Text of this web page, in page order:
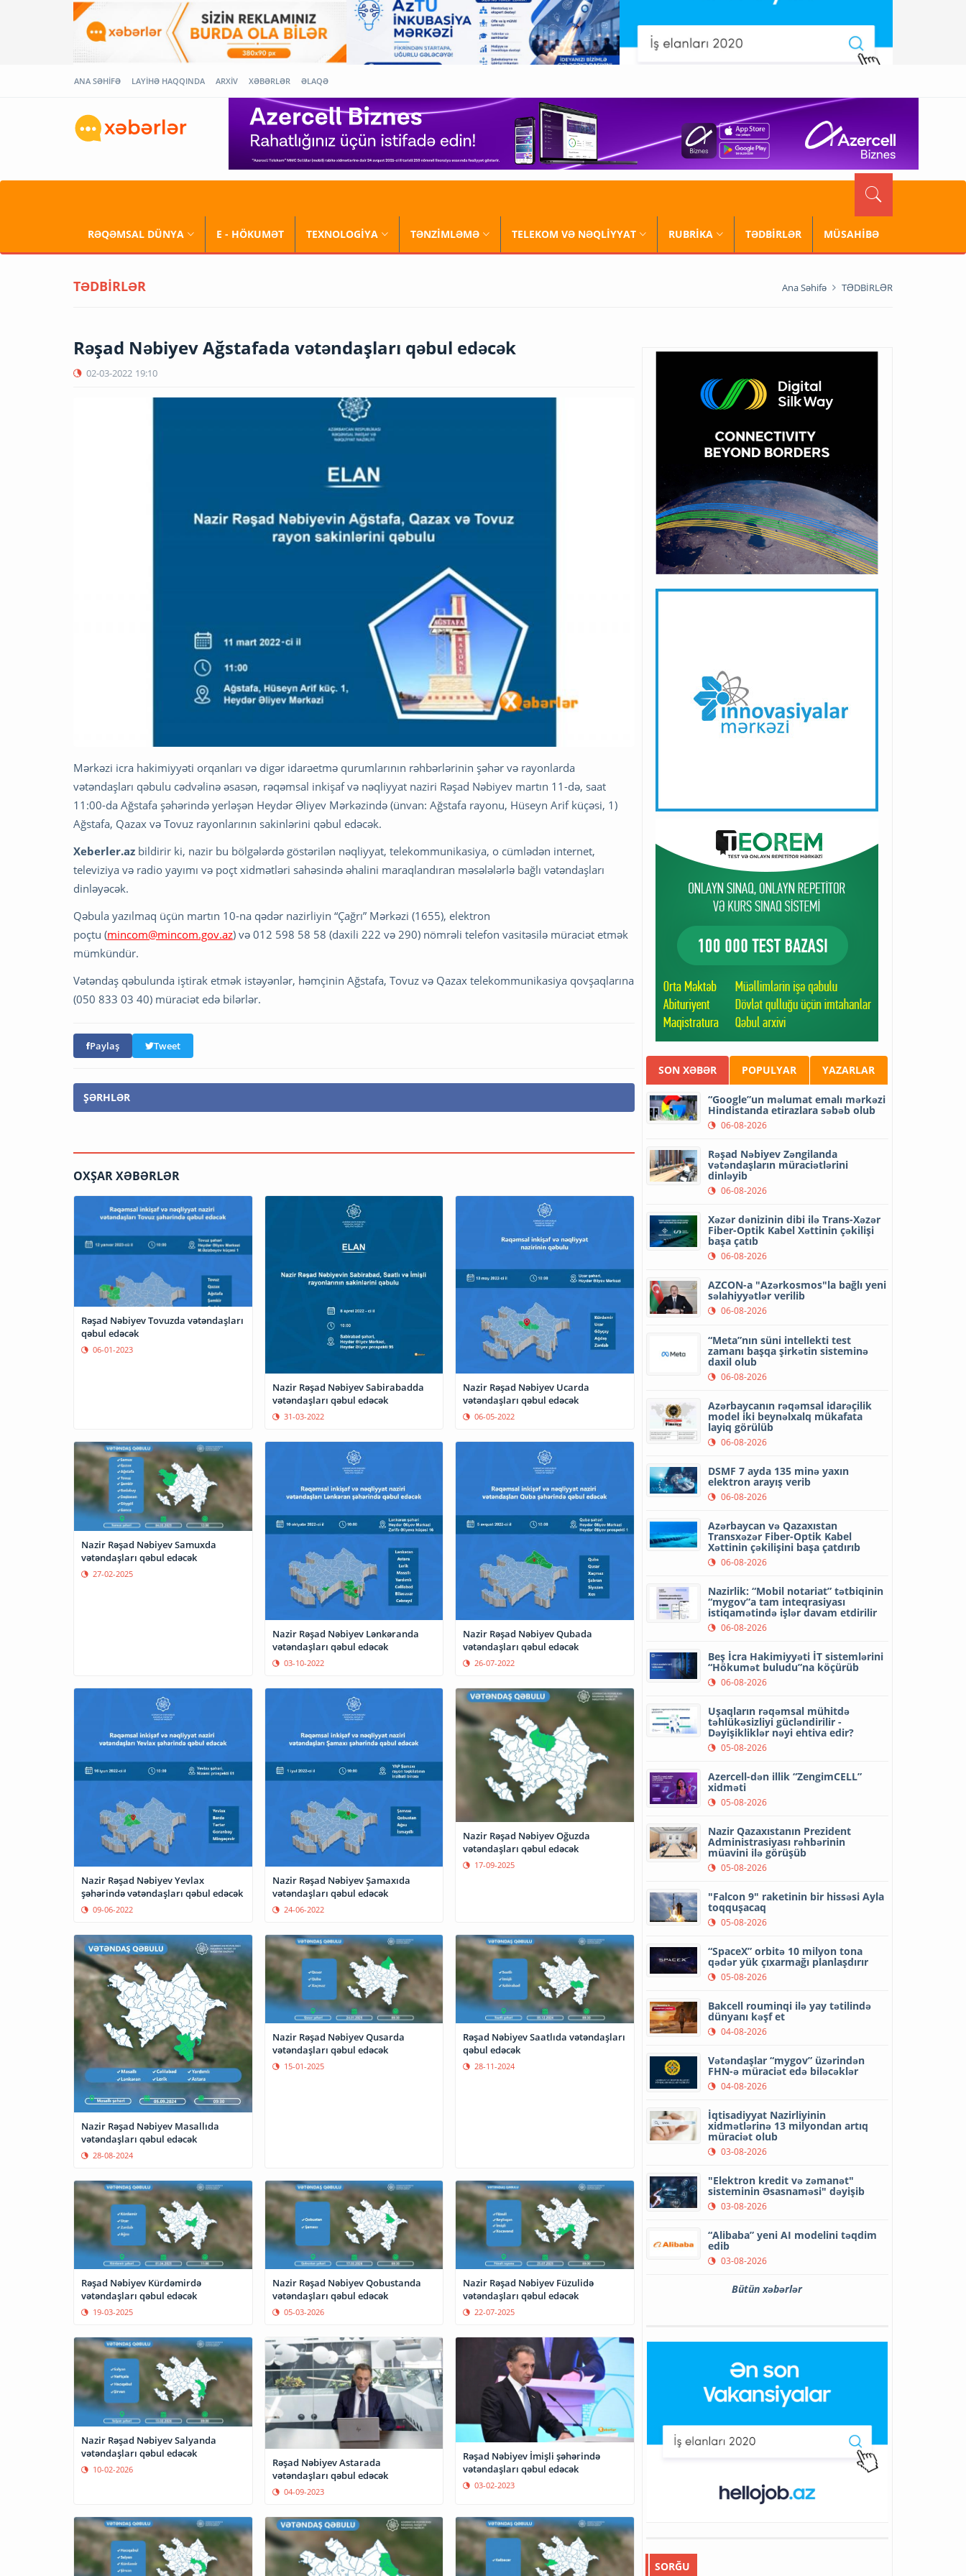
ANA SƏHİFƏ LAYİHƏ HAQQINDA ARXİV XƏBƏRLƏR ƏLAQƏ
RƏQƏMSAL DÜNYA E - HÖKUMƏT TEXNOLOGİYA TƏNZİMLƏMƏ TELEKOM VƏ NƏQLİYYAT RUBRİKA TƏDBİRLƏR MÜSAHİBƏ
TƏDBİRLƏR Ana Səhifə TƏDBİRLƏR
Rəşad Nəbiyev Ağstafada vətəndaşları qəbul edəcək
02-03-2022 19:10
Mərkəzi icra hakimiyyəti orqanları və digər idarəetmə qurumlarının rəhbərlərinin şəhər və rayonlarda
vətəndaşları qəbulu cədvəlinə əsasən, rəqəmsal inkişaf və nəqliyyat naziri Rəşad Nəbiyev martın 11-də, saat
11:00-da Ağstafa şəhərində yerləşən Heydər Əliyev Mərkəzində (ünvan: Ağstafa rayonu, Hüseyn Arif küçəsi, 1)
Ağstafa, Qazax və Tovuz rayonlarının sakinlərini qəbul edəcək.
Xeberler.az bildirir ki, nazir bu bölgələrdə göstərilən nəqliyyat, telekommunikasiya, o cümlədən internet,
televiziya və radio yayımı və poçt xidmətləri sahəsində əhalini maraqlandıran məsələlərlə bağlı vətəndaşları
dinləyəcək.
Qəbula yazılmaq üçün martın 10-na qədər nazirliyin “Çağrı” Mərkəzi (1655), elektron
poçtu (mincom@mincom.gov.az) və 012 598 58 58 (daxili 222 və 290) nömrəli telefon vasitəsilə müraciət etmək
mümkündür.
Vətəndaş qəbulunda iştirak etmək istəyənlər, həmçinin Ağstafa, Tovuz və Qazax telekommunikasiya qovşaqlarına
(050 833 03 40) müraciət edə bilərlər.
Paylaş Tweet
ŞƏRHLƏR
OXŞAR XƏBƏRLƏR
Rəşad Nəbiyev Tovuzda vətəndaşları
qəbul edəcək
06-01-2023
Nazir Rəşad Nəbiyev Sabirabadda
vətəndaşları qəbul edəcək
31-03-2022
Nazir Rəşad Nəbiyev Ucarda
vətəndaşları qəbul edəcək
06-05-2022
Nazir Rəşad Nəbiyev Samuxda
vətəndaşları qəbul edəcək
27-02-2025
Nazir Rəşad Nəbiyev Lənkəranda
vətəndaşları qəbul edəcək
03-10-2022
Nazir Rəşad Nəbiyev Qubada
vətəndaşları qəbul edəcək
26-07-2022
Nazir Rəşad Nəbiyev Yevlax
şəhərində vətəndaşları qəbul edəcək
09-06-2022
Nazir Rəşad Nəbiyev Şamaxıda
24-06-2022
Nazir Rəşad Nəbiyev Oğuzda
vətəndaşları qəbul edəcək
17-09-2025
Nazir Rəşad Nəbiyev Masallıda
vətəndaşları qəbul edəcək
28-08-2024
Nazir Rəşad Nəbiyev Qusarda
vətəndaşları qəbul edəcək
15-01-2025
Rəşad Nəbiyev Saatlıda vətəndaşları
qəbul edəcək
28-11-2024
Rəşad Nəbiyev Kürdəmirdə
vətəndaşları qəbul edəcək
19-03-2025
Nazir Rəşad Nəbiyev Qobustanda
vətəndaşları qəbul edəcək
05-03-2026
Nazir Rəşad Nəbiyev Füzulidə
vətəndaşları qəbul edəcək
22-07-2025
Nazir Rəşad Nəbiyev Salyanda
vətəndaşları qəbul edəcək
10-02-2026
Rəşad Nəbiyev Astarada
vətəndaşları qəbul edəcək
04-09-2023
Rəşad Nəbiyev İmişli şəhərində
vətəndaşları qəbul edəcək
03-02-2023
SON XƏBƏR POPULYAR YAZARLAR
“Google”un məlumat emalı mərkəzi
Hindistanda etirazlara səbəb olub
06-08-2026
Rəşad Nəbiyev Zəngilanda
vətəndaşların müraciətlərini
dinləyib
06-08-2026
Xəzər dənizinin dibi ilə Trans-Xəzər
Fiber-Optik Kabel Xəttinin çəkilişi
başa çatıb
06-08-2026
AZCON-a "Azərkosmos"la bağlı yeni
səlahiyyətlər verilib
06-08-2026
“Meta”nın süni intellekti test
zamanı başqa şirkətin sisteminə
daxil olub
06-08-2026
Azərbaycanın rəqəmsal idarəçilik
model iki beynəlxalq mükafata
layiq görülüb
06-08-2026
DSMF 7 ayda 135 minə yaxın
elektron arayış verib
06-08-2026
Azərbaycan və Qazaxıstan
Transxəzər Fiber-Optik Kabel
Xəttinin çəkilişini başa çatdırıb
06-08-2026
Nazirlik: “Mobil notariat” tətbiqinin
“mygov”a tam inteqrasiyası
istiqamətində işlər davam etdirilir
06-08-2026
Beş İcra Hakimiyyəti İT sistemlərini
“Hökumət buludu”na köçürüb
06-08-2026
Uşaqların rəqəmsal mühitdə
təhlükəsizliyi gücləndirilir -
Dəyişikliklər nəyi ehtiva edir?
05-08-2026
Azercell-dən illik “ZengimCELL”
xidməti
05-08-2026
Nazir Qazaxıstanın Prezident
Administrasiyası rəhbərinin
müavini ilə görüşüb
05-08-2026
"Falcon 9" raketinin bir hissəsi Ayla
toqquşacaq
05-08-2026
“SpaceX” orbitə 10 milyon tona
qədər yük çıxarmağı planlaşdırır
05-08-2026
Bakcell rouminqi ilə yay tətilində
dünyanı kəşf et
04-08-2026
Vətəndaşlar “mygov” üzərindən
FHN-ə müraciət edə biləcəklər
04-08-2026
İqtisadiyyat Nazirliyinin
xidmətlərinə 13 milyondan artıq
müraciət olub
03-08-2026
"Elektron kredit və zəmanət"
sisteminin Əsasnaməsi" dəyişib
03-08-2026
“Alibaba” yeni AI modelini təqdim
edib
03-08-2026
Bütün xəbərlər
SORĞU